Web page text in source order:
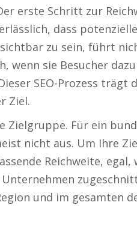
erste Schritt zur
dass
zu sein, führt
wenn sie Besucher
SEO-Prozess trägt
Ziel.
Zielgruppe. Für ein
nicht aus. Um Ihre
Reichweite, egal,
und im gesamten